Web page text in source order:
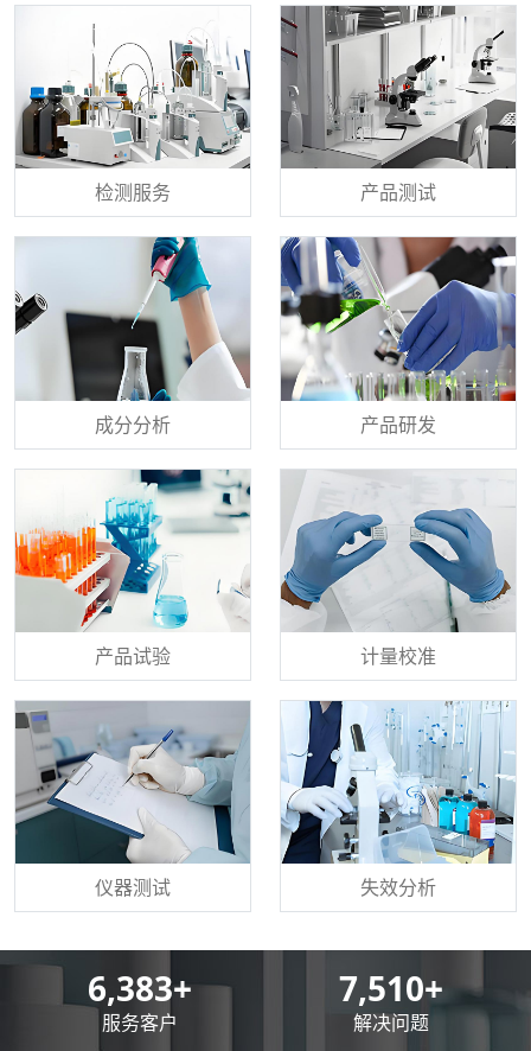
检测服务 产品测试
成分分析 产品研发
产品试验 计量校准
仪器测试 失效分析
8,500+
服务客户
10,000+
解决问题